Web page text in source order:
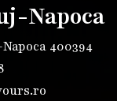
Napoca
400394